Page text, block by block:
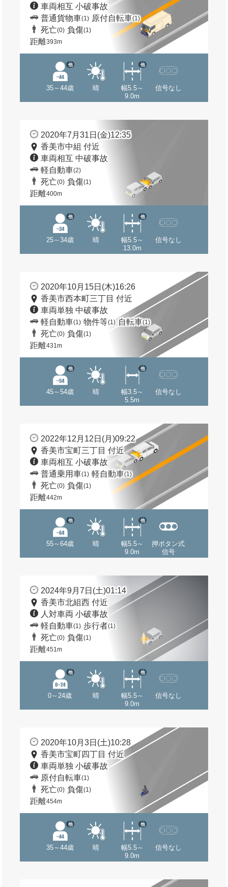
車両相互 小破事故
普通貨物車(1) 原付自転車(1)
死亡(0) 負傷(1)
距離393m
35～44歳
他
晴
幅5.5～
9.0m
他
信号なし
2020年7月31日(金)12:35
香美市中組 付近
車両相互 中破事故
軽自動車(2)
死亡(0) 負傷(1)
距離400m
25～34歳
他
晴
幅5.5～
13.0m
他
信号なし
2020年10月15日(木)16:26
香美市西本町三丁目 付近
車両単独 中破事故
軽自動車(1) 物件等(1) 自転車(1)
死亡(0) 負傷(1)
距離431m
45～54歳
他
晴
幅3.5～
5.5m
他
信号なし
2022年12月12日(月)09:22
香美市宝町三丁目 付近
車両相互 小破事故
普通乗用車(1) 軽自動車(1)
死亡(0) 負傷(1)
距離442m
55～64歳
他
晴
幅5.5～
9.0m
他
押ボタン式
信号
2024年9月7日(土)01:14
香美市北組西 付近
人対車両 小破事故
軽自動車(1) 歩行者(1)
死亡(0) 負傷(1)
距離451m
0～24歳
他
晴
幅5.5～
9.0m
他
信号なし
2020年10月3日(土)10:28
香美市宝町四丁目 付近
車両単独 小破事故
原付自転車(1)
死亡(0) 負傷(1)
距離454m
35～44歳
他
晴
幅5.5～
9.0m
他
信号なし